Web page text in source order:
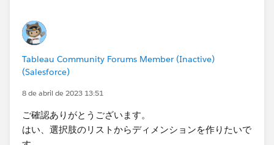
Tableau Community Forums Member (Inactive)
(Salesforce)
8 de abril de 2023 13:51
ご確認ありがとうございます。
はい、選択肢のリストからディメンションを作りたいで